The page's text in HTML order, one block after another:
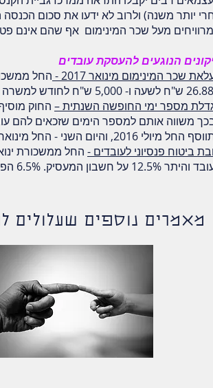
יותר משנה) ולרוב לא ידעו את סכום
מעל שכר המינימום אף שהם אינם
הנוגעים להעסקת עובדים
שכר המינימום מינואר 2017 -
מספר ימי החופשה השנתית –
החל מיולי 2016, והיום השני - החל מינואר 2017.
ביטוח פנסיוני לעובדים -
חשבון המעסיק. 6.5% הפרשות מעסיק לרכיב תגמולים ו-6%% הפרשות מעסיק לרכיב פיצויים.
מאמרים נוספים שעלולים